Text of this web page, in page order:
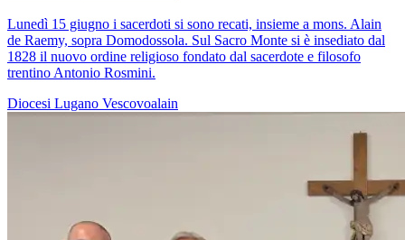
Lunedì 15 giugno i sacerdoti si sono recati, insieme a mons. Alain
de Raemy, sopra Domodossola. Sul Sacro Monte si è insediato dal
1828 il nuovo ordine religioso fondato dal sacerdote e filosofo
trentino Antonio Rosmini.
Diocesi Lugano Vescovoalain